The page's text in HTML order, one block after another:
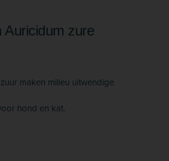
Auricidum zure
maken milieu uitwendige
hond en kat.